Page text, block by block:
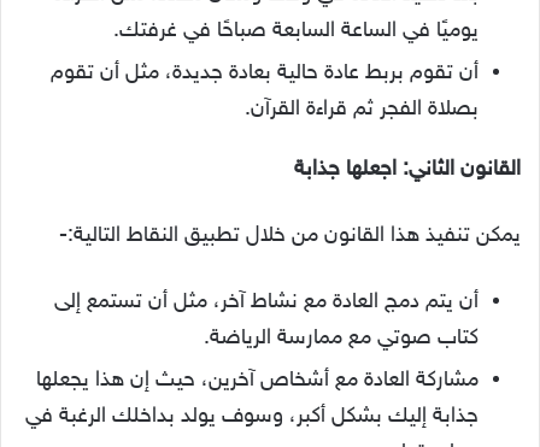
يوميًا في الساعة السابعة صباحًا في غرفتك.
أن تقوم بربط عادة حالية بعادة جديدة، مثل أن تقوم
بصلاة الفجر ثم قراءة القرآن.
القانون الثاني: اجعلها جذابة
يمكن تنفيذ هذا القانون من خلال تطبيق النقاط التالية:-
أن يتم دمج العادة مع نشاط آخر، مثل أن تستمع إلى
كتاب صوتي مع ممارسة الرياضة.
مشاركة العادة مع أشخاص آخرين، حيث إن هذا يجعلها
جذابة إليك بشكل أكبر، وسوف يولد بداخلك الرغبة في